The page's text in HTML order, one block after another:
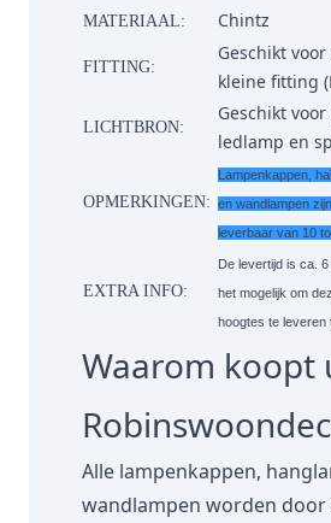
MATERIAAL: Chintz
FITTING:
Geschikt
kleine fitting
LICHTBRON:
Geschikt
ledlamp en
OPMERKINGEN:
Lampenkappen,
en wandlampen
leverbaar van 10
EXTRA INFO:
De levertijd is ca.
het mogelijk om
hoogtes te leveren
Waarom koopt
Alle lampenkappen,
wandlampen worden door